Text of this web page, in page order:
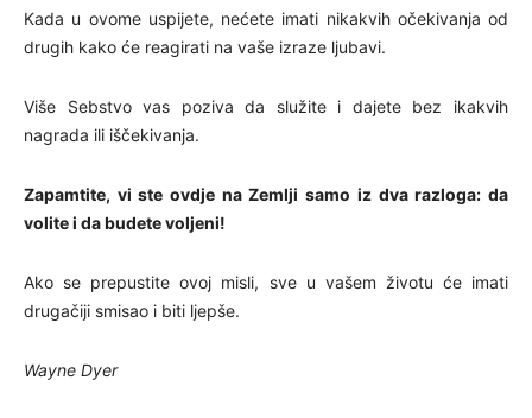
Kada u ovome uspijete, nećete imati nikakvih očekivanja od
drugih kako će reagirati na vaše izraze ljubavi.
Više Sebstvo vas poziva da služite i dajete bez ikakvih
nagrada ili iščekivanja.
Zapamtite, vi ste ovdje na Zemlji samo iz dva razloga: da
volite i da budete voljeni!
Ako se prepustite ovoj misli, sve u vašem životu će imati
drugačiji smisao i biti ljepše.
Wayne Dyer